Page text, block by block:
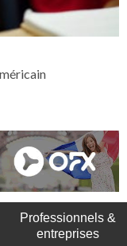
Professionnels &
entreprises